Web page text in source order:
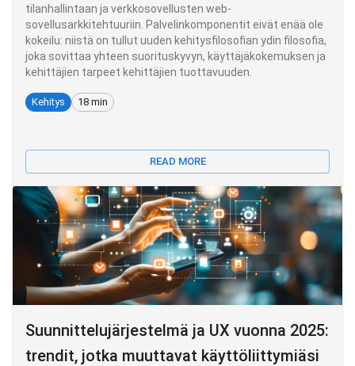
tilanhallintaan ja verkkosovellusten web-
sovellusarkkitehtuuriin. Palvelinkomponentit eivät enää ole
kokeilu: niistä on tullut uuden kehitysfilosofian ydin filosofia,
joka sovittaa yhteen suorituskyvyn, käyttäjäkokemuksen ja
kehittäjien tarpeet kehittäjien tuottavuuden.
Kehitys 18 min
READ MORE
Suunnittelujärjestelmä ja UX vuonna 2025:
trendit, jotka muuttavat käyttöliittymiäsi